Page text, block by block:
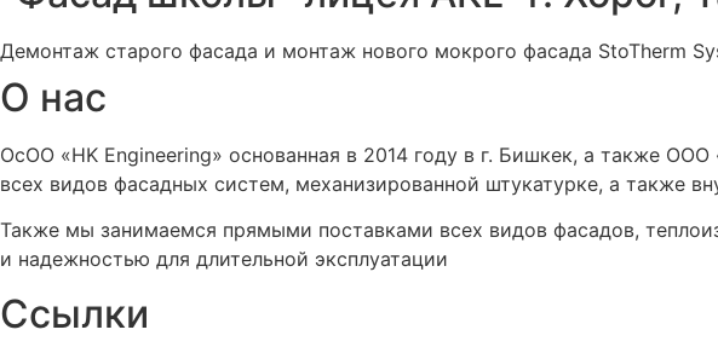
Демонтаж старого фасада и монтаж нового мокрого фасада StoTherm
О нас
ОсОО «HK Engineering» основанная в 2014 году в г. Бишкек, а также
всех видов фасадных систем, механизированной штукатурке, а также
Также мы занимаемся прямыми поставками всех видов фасадов,
и надежностью для длительной эксплуатации
Ссылки